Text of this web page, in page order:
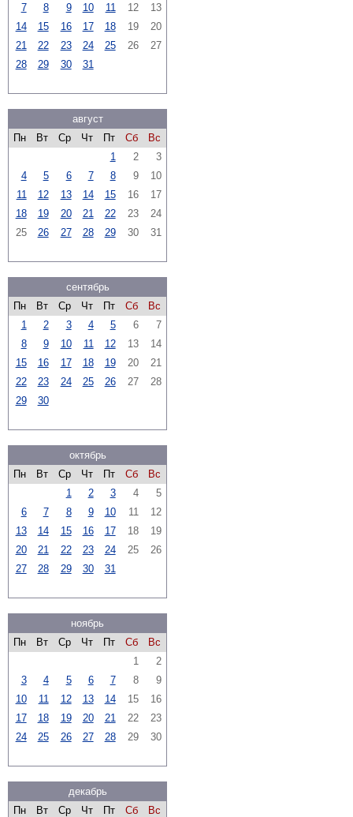
7
8 9 10 11 12
13
14
15 16 17 18 19
20
21
22 23 24 25 26
27
28
29 30 31
август
Пн
Вт Ср Чт Пт Сб
Вс
1
2
3
4
5 6 7 8 9
10
11
12 13 14 15 16
17
18
19 20 21 22 23
24
25
26 27 28 29 30 31
сентябрь
Пн
Вт Ср Чт Пт Сб
Вс
1
2 3 4 5 6
7
8
9 10 11 12 13
14
15
16 17 18 19 20
21
22
23 24 25 26 27
28
29
30
октябрь
Пн
Вт Ср Чт Пт Сб
Вс
1
2 3 4
5
6
7 8 9 10 11
12
13
14 15 16 17 18
19
20
21 22 23 24 25
26
27
28 29 30 31
ноябрь
Пн
Вт Ср Чт Пт Сб
Вс
1
2
3
4 5 6 7 8
9
10
11 12 13 14 15
16
17
18 19 20 21 22
23
24
25 26 27 28 29 30
декабрь
Пн
Вт Ср Чт Пт Сб
Вс